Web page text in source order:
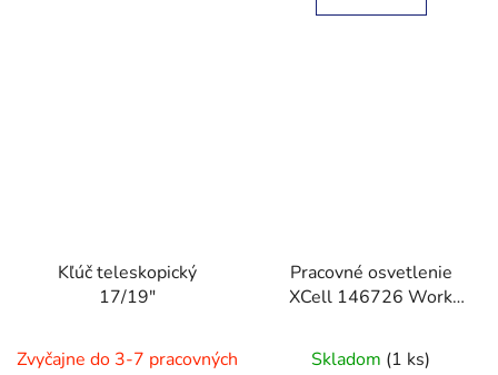
Kľúč teleskopický
17/19″
Zvyčajne do 3-7 pracovných
Pracovné osvetlenie
XCell 146726 Work
akumulátorom
Skladom (1 ks)